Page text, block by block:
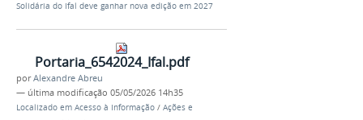
Solidária do Ifal deve ganhar nova edição em 2027
Portaria_6542024_Ifal.pdf
porAlexandre Abreu
— última modificação 05/05/2026 14h35
Localizado em Acesso à Informação / Ações e